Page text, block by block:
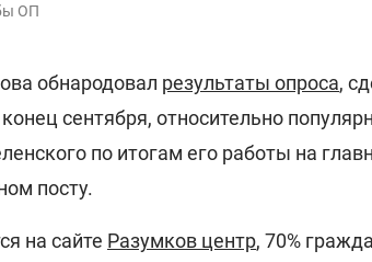
ОП
обнародовал результаты опроса,
сентября, относительно
по итогам его работы на
посту.
на сайте Разумков центр, 70%